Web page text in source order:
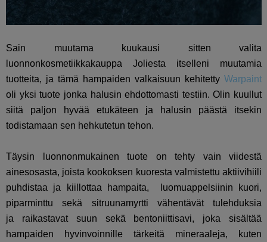
Sain muutama kuukausi sitten valita
luonnonkosmetiikkakauppa Joliesta itselleni muutamia
tuotteita, ja tämä hampaiden valkaisuun kehitettyWarpaint
oli yksi tuote jonka halusin ehdottomasti testiin. Olin kuullut
siitä paljon hyvää etukäteen ja halusin päästä itsekin
todistamaan sen hehkutetun tehon.
Täysin luonnonmukainen tuote on tehty vain viidestä
ainesosasta, joista kookoksen kuoresta valmistettu aktiivihiili
puhdistaa ja kiillottaa hampaita,
luomuappelsiinin kuori,
piparminttu sekä sitruunamyrtti vähentävät tulehduksia
ja raikastavat suun sekä bentoniittisavi, joka sisältää
hampaiden hyvinvoinnille tärkeitä mineraaleja, kuten